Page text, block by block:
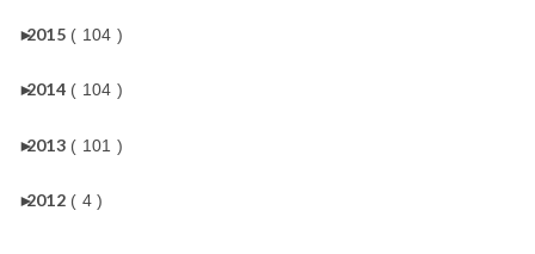
►
2015 ( 104 )
►
2014 ( 104 )
►
2013 ( 101 )
►
2012 ( 4 )